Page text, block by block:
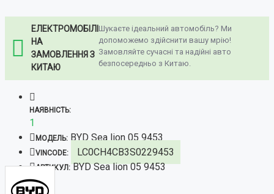
ЕЛЕКТРОМОБІЛІ
НА
ЗАМОВЛЕННЯ З
КИТАЮ
Шукаєте ідеальний автомобіль? Ми
допоможемо здійснити вашу мрію!
Замовляйте сучасні та надійні авто
безпосередньо з Китаю.
НАЯВНІСТЬ:
1
МОДЕЛЬ: BYD Sea lion 05 9453
VINCODE: LC0CH4CB3S0229453
АРТИКУЛ: BYD Sea lion 05 9453